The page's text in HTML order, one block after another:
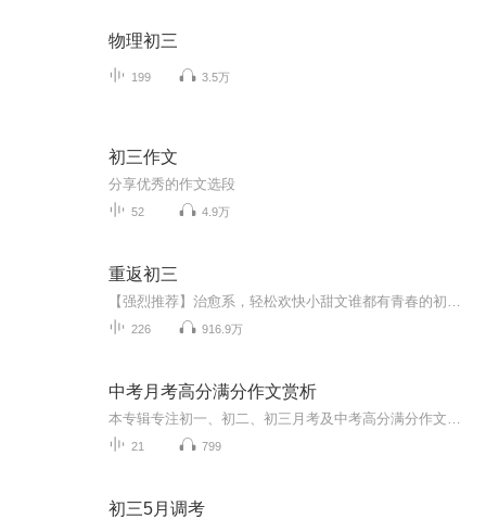
物理初三
199 3.5万
初三作文
分享优秀的作文选段
52 4.9万
重返初三
226 916.9万
中考月考高分满分作文赏析
21 799
初三5月调考